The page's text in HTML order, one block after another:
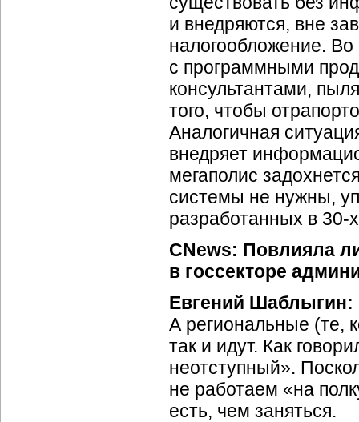
и внедряются, вне
налогообложение.
с программными
консультантами,
того, чтобы
Аналогичная
внедряет
мегаполис
системы не нужны,
разработанных в 30-х
CNews: Повлияла
в госсекторе
Евгений Шаблыгин:
А региональные (те,
так и идут. Как
неотступный».
не работаем «на
есть, чем заняться.